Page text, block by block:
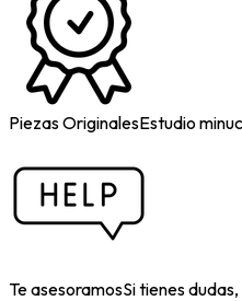
Piezas OriginalesEstudio
Te asesoramosSi tienes